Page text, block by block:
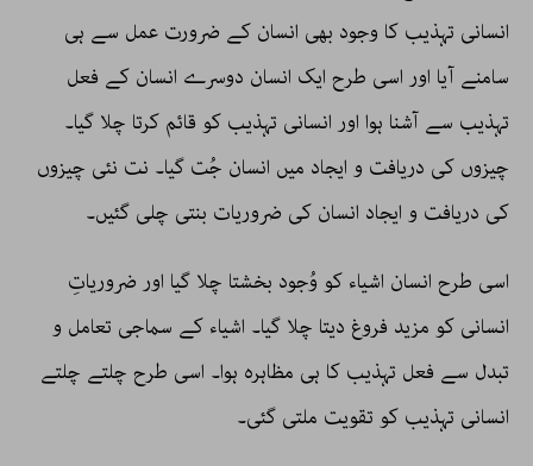
انسانی تہذیب کا وجود بھی انسان کے ضرورت عمل سے ہی
سامنے آیا اور اسی طرح ایک انسان دوسرے انسان کے فعل
تہذیب سے آشنا ہوا اور انسانی تہذیب کو قائم کرتا چلا گیا۔
چیزوں کی دریافت و ایجاد میں انسان جُت گیا۔ نت نئی چیزوں
کی دریافت و ایجاد انسان کی ضروریات بنتی چلی گئیں۔
اسی طرح انسان اشیاء کو وُجود بخشتا چلا گیا اور ضروریاتِ
انسانی کو مزید فروغ دیتا چلا گیا۔ اشیاء کے سماجی تعامل و
تبدل سے فعل تہذیب کا ہی مظاہرہ ہوا۔ اسی طرح چلتے چلتے
انسانی تہذیب کو تقویت ملتی گئی۔